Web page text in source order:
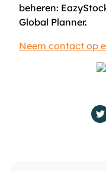
beheren:
Global Planner.
Neem contact op